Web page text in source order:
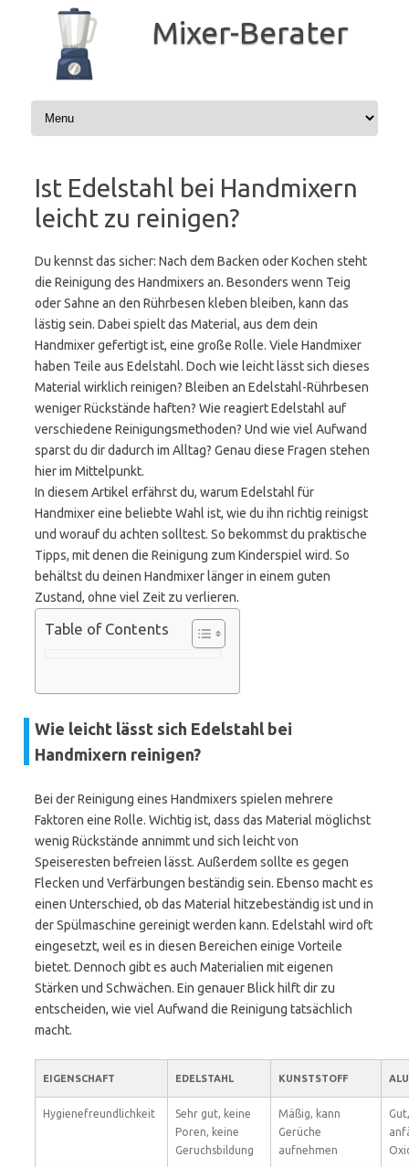
springen
Mixer-Berater
Ist Edelstahl bei Handmixern
leicht zu reinigen?
Du kennst das sicher: Nach dem Backen oder Kochen steht
die Reinigung des Handmixers an. Besonders wenn Teig
oder Sahne an den Rührbesen kleben bleiben, kann das
lästig sein. Dabei spielt das Material, aus dem dein
Handmixer gefertigt ist, eine große Rolle. Viele Handmixer
haben Teile aus Edelstahl. Doch wie leicht lässt sich dieses
Material wirklich reinigen? Bleiben an Edelstahl-Rührbesen
weniger Rückstände haften? Wie reagiert Edelstahl auf
verschiedene Reinigungsmethoden? Und wie viel Aufwand
sparst du dir dadurch im Alltag? Genau diese Fragen stehen
hier im Mittelpunkt.
In diesem Artikel erfährst du, warum Edelstahl für
Handmixer eine beliebte Wahl ist, wie du ihn richtig reinigst
und worauf du achten solltest. So bekommst du praktische
Tipps, mit denen die Reinigung zum Kinderspiel wird. So
behältst du deinen Handmixer länger in einem guten
Zustand, ohne viel Zeit zu verlieren.
Table of Contents
Wie leicht lässt sich Edelstahl bei
Handmixern reinigen?
Bei der Reinigung eines Handmixers spielen mehrere
Faktoren eine Rolle. Wichtig ist, dass das Material möglichst
wenig Rückstände annimmt und sich leicht von
Speiseresten befreien lässt. Außerdem sollte es gegen
Flecken und Verfärbungen beständig sein. Ebenso macht es
einen Unterschied, ob das Material hitzebeständig ist und in
der Spülmaschine gereinigt werden kann. Edelstahl wird oft
eingesetzt, weil es in diesen Bereichen einige Vorteile
bietet. Dennoch gibt es auch Materialien mit eigenen
Stärken und Schwächen. Ein genauer Blick hilft dir zu
entscheiden, wie viel Aufwand die Reinigung tatsächlich
macht.
EIGENSCHAFT EDELSTAHL KUNSTSTOFF
Hygienefreundlichkeit
Sehr gut, keine
Poren, keine
Geruchsbildung
Mäßig, kann
Gerüche
aufnehmen